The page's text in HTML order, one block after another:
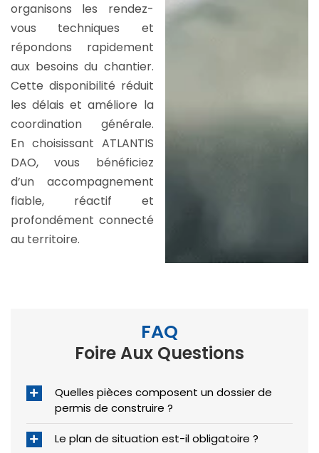
organisons les rendez-
vous techniques et
répondons rapidement
aux besoins du chantier.
Cette disponibilité réduit
les délais et améliore la
coordination générale.
En choisissant ATLANTIS
DAO, vous bénéficiez
d’un accompagnement
fiable, réactif et
profondément connecté
au territoire.
FAQ
Foire Aux Questions
Quelles pièces composent un dossier de
permis de construire ?
Le plan de situation est-il obligatoire ?